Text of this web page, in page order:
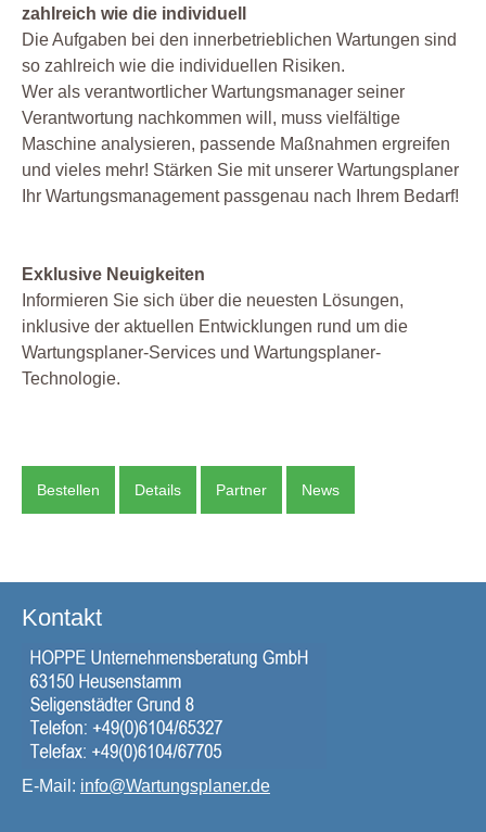
zahlreich wie die individuell
Die Aufgaben bei den innerbetrieblichen Wartungen sind
so zahlreich wie die individuellen Risiken.
Wer als verantwortlicher Wartungsmanager seiner
Verantwortung nachkommen will, muss vielfältige
Maschine analysieren, passende Maßnahmen ergreifen
und vieles mehr! Stärken Sie mit unserer Wartungsplaner
Ihr Wartungsmanagement passgenau nach Ihrem Bedarf!
Exklusive Neuigkeiten
Informieren Sie sich über die neuesten Lösungen,
inklusive der aktuellen Entwicklungen rund um die
Wartungsplaner-Services und Wartungsplaner-
Technologie.
Bestellen Details Partner News
Kontakt
E-Mail: info@Wartungsplaner.de